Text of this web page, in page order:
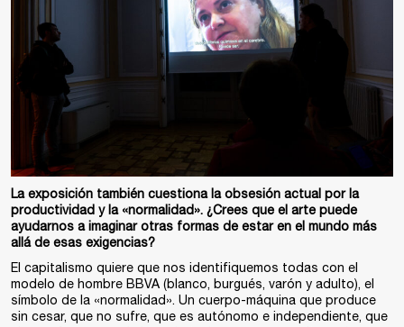
La exposición también cuestiona la obsesión actual por la
productividad y la «normalidad». ¿Crees que el arte puede
ayudarnos a imaginar otras formas de estar en el mundo más
allá de esas exigencias?
El capitalismo quiere que nos identifiquemos todas con el
modelo de hombre BBVA (blanco, burgués, varón y adulto), el
símbolo de la «normalidad». Un cuerpo-máquina que produce
sin cesar, que no sufre, que es autónomo e independiente, que